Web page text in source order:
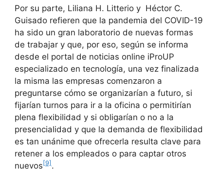
Por su parte, Liliana H. Litterio y Héctor C.
Guisado refieren que la pandemia del COVID-19
ha sido un gran laboratorio de nuevas formas
de trabajar y que, por eso, según se informa
desde el portal de noticias online iProUP
especializado en tecnología, una vez finalizada
la misma las empresas comenzaron a
preguntarse cómo se organizarían a futuro, si
fijarían turnos para ir a la oficina o permitirían
plena flexibilidad y si obligarían o no a la
presencialidad y que la demanda de flexibilidad
es tan unánime que ofrecerla resulta clave para
retener a los empleados o para captar otros
nuevos [9] .